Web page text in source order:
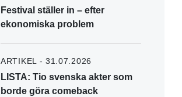
Festival ställer in – efter
ekonomiska problem
ARTIKEL - 31.07.2026
LISTA: Tio svenska akter som
borde göra comeback